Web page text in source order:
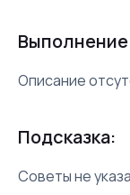
Описание
Подсказка:
Советы не